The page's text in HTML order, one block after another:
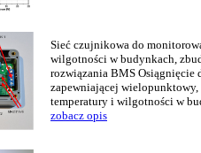
Sieć czujnikowa do
wilgotności w budynkach,
rozwiązania BMS
zapewniającej
temperatury i wilgotności w
zobacz opis